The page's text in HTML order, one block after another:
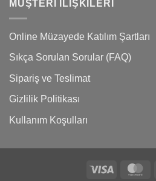
MÜŞTERI İLIŞKILERI
Online Müzayede Katılım Şartları
Sıkça Sorulan Sorular (FAQ)
Sipariş ve Teslimat
Gizlilik Politikası
Kullanım Koşulları
Visa